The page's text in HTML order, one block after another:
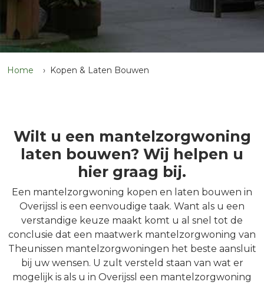
Home Kopen & Laten Bouwen
Wilt u een mantelzorgwoning
laten bouwen? Wij helpen u
hier graag bij.
Een mantelzorgwoning kopen en laten bouwen in
Overijssl is een eenvoudige taak. Want als u een
verstandige keuze maakt komt u al snel tot de
conclusie dat een maatwerk mantelzorgwoning van
Theunissen mantelzorgwoningen het beste aansluit
bij uw wensen. U zult versteld staan van wat er
mogelijk is als u in Overijssl een mantelzorgwoning